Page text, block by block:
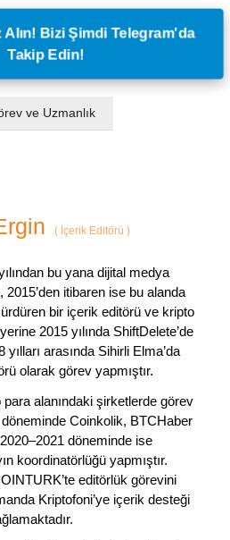
Alın! Bizi Şimdi Telegram'da
Takip Edin!
ve Uzmanlık
(İçerik Editörü )
bu yana dijital medya
2015’den itibaren ise bu alanda
bir içerik editörü ve kripto
2015 yılında ShiftDelete’de
arasında Sihirli Elma’da
olarak görev yapmıştır.
para alanındaki şirketlerde görev
Coinkolik, BTCHaber
döneminde ise
koordinatörlüğü yapmıştır.
editörlük görevini
Kriptofoni’ye içerik desteği